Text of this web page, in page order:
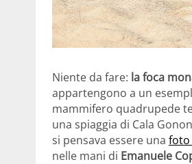
Niente da fare: la foca
appartengono a un
mammifero quadrupede
una spiaggia di Cala
si pensava essere una foto
nelle mani di Emanuele